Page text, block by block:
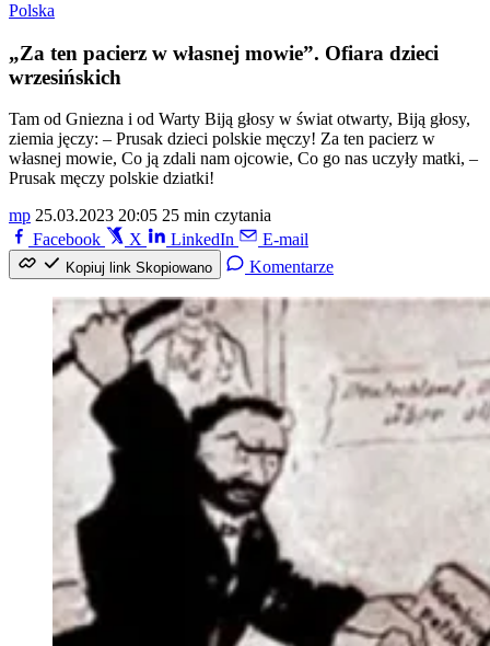
Polska
„Za ten pacierz w własnej mowie”. Ofiara dzieci
wrzesińskich
Tam od Gniezna i od Warty Biją głosy w świat otwarty, Biją głosy,
ziemia jęczy: – Prusak dzieci polskie męczy! Za ten pacierz w
własnej mowie, Co ją zdali nam ojcowie, Co go nas uczyły matki, –
Prusak męczy polskie dziatki!
mp 25.03.2023 20:05 25 min czytania
Facebook
X LinkedIn E-mail
Kopiuj link Skopiowano Komentarze